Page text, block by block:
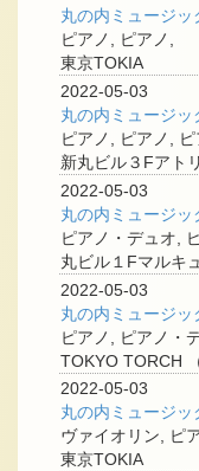
ピアノ, ピアノ,
東京TOKIA
2022-05-03
ピアノ, ピアノ,
新丸ビル３Fアト
2022-05-03
ピアノ・デュオ,
丸ビル１Fマルキ
2022-05-03
ピアノ, ピアノ・
TOKYO TORCH
2022-05-03
ヴァイオリン, ピ
東京TOKIA